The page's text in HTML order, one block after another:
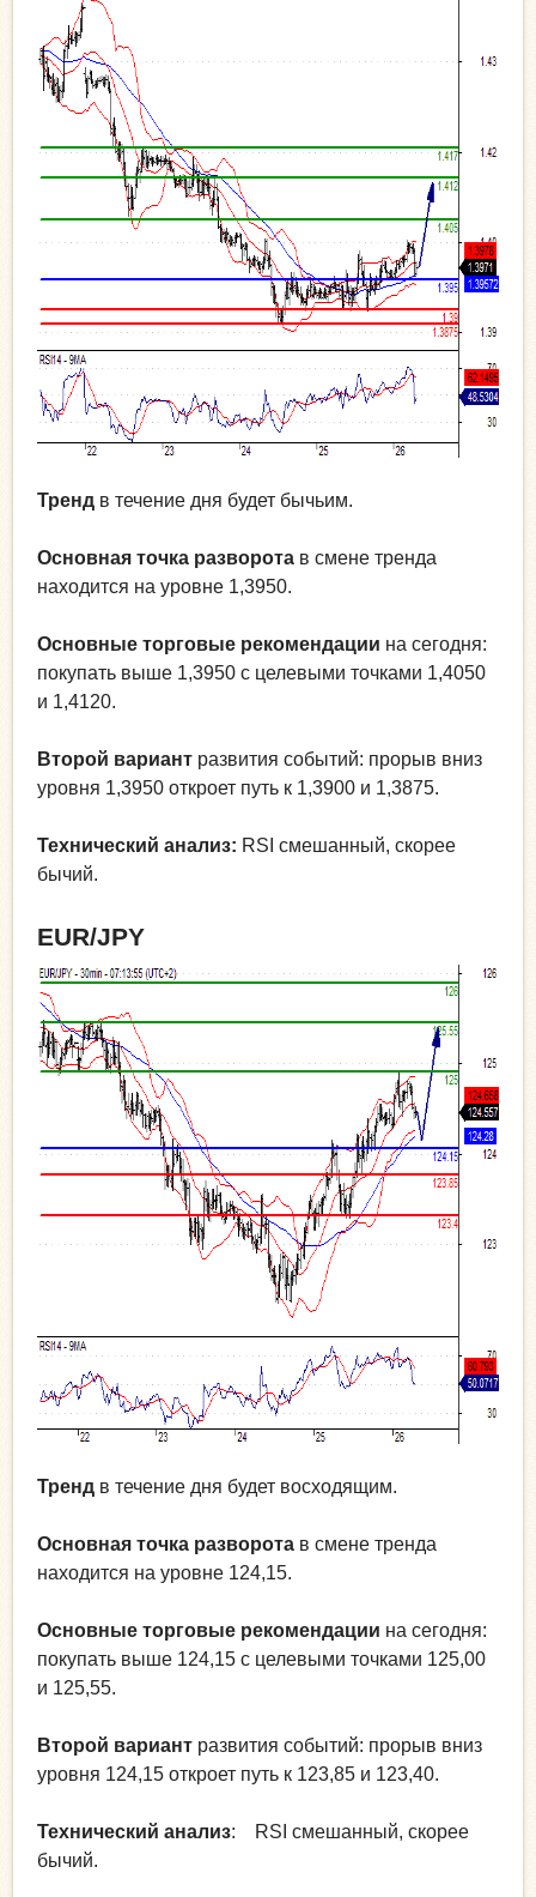
Тренд в течение дня будет бычьим.
Основная точка разворота в смене тренда
находится на уровне 1,3950.
Основные торговые рекомендации на сегодня:
покупать выше 1,3950 с целевыми точками 1,4050
и 1,4120.
Второй вариант развития событий: прорыв вниз
уровня 1,3950 откроет путь к 1,3900 и 1,3875.
Технический анализ: RSI смешанный, скорее
бычий.
EUR/JPY
Тренд в течение дня будет восходящим.
Основная точка разворота в смене тренда
находится на уровне 124,15.
Основные торговые рекомендации на сегодня:
покупать выше 124,15 с целевыми точками 125,00
и 125,55.
Второй вариант развития событий: прорыв вниз
уровня 124,15 откроет путь к 123,85 и 123,40.
Технический анализ: RSI смешанный, скорее
бычий.